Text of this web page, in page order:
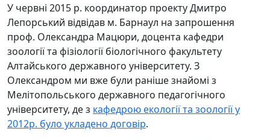
У червні 2015 р. координатор проекту Дмитро
Лепорський відвідав м. Барнаул на запрошення
проф. Олександра Мацюри, доцента кафедри
зоології та фізіології біологічного факультету
Алтайського державного університету. З
Олександром ми вже були раніше знайомі з
Мелітопольського державного педагогічного
університету, де з кафедрою екології та зоології у
2012р. було укладено договір.